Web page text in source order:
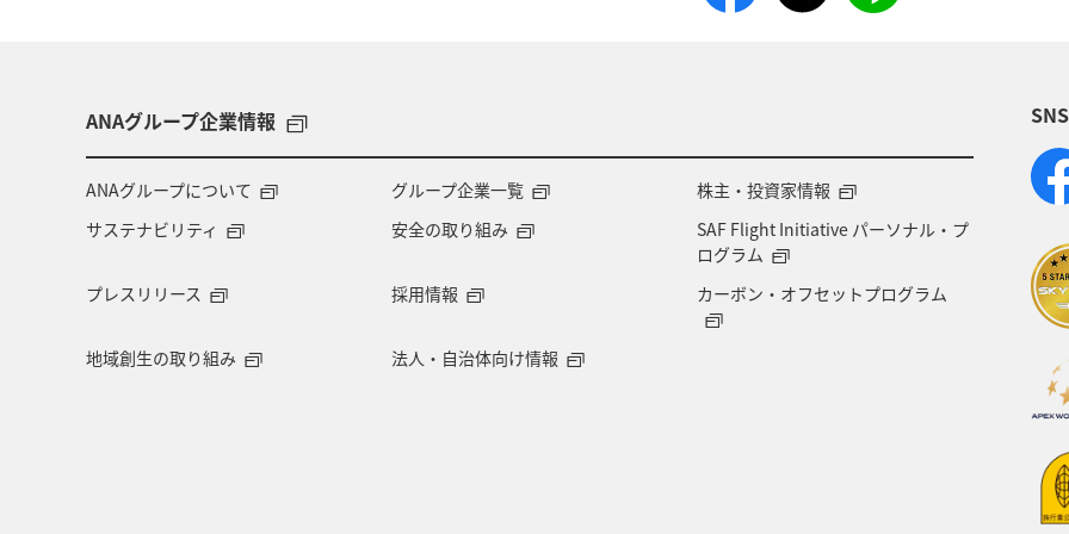
2026年5月1日～2026年5月6日ご搭乗分
2026年5月7日～2026年5月18日ご搭乗分
ANAグループ企業情報
ANAグループについて グループ企業一覧
株主・投資家情報
サステナビリティ
安全の取り組み
SAF Flight Initiative パーソナル・プ
ログラム
プレスリリース
採用情報 カーボン・オフセットプログラム
地域創生の取り組み 法人・自治体向け情報